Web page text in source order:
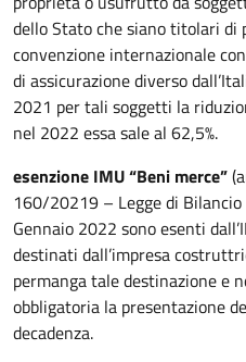
dello Stato che siano titolari di
convenzione internazionale
di assicurazione diverso
2021 per tali soggetti la
nel 2022 essa sale al 62,5%.
esenzione IMU “Beni merce”
160/20219 – Legge di
Gennaio 2022 sono esenti
destinati dall’impresa
permanga tale destinazione e
obbligatoria la presentazione
decadenza.